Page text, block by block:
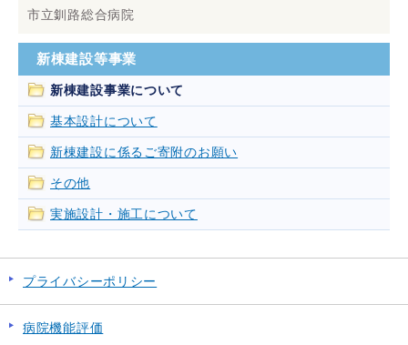
市立釧路総合病院
新棟建設等事業
新棟建設事業について
基本設計について
新棟建設に係るご寄附のお願い
その他
実施設計・施工について
プライバシーポリシー
病院機能評価